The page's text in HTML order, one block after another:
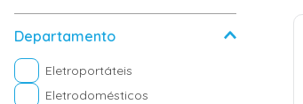
Departamento
Eletroportáteis
Eletrodomésticos